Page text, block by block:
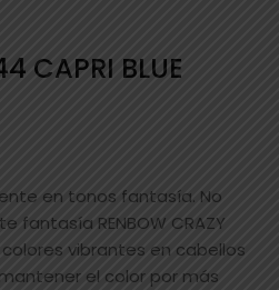
CAPRI BLUE
en tonos fantasía. No
fantasía RENBOW CRAZY
vibrantes en cabellos
el color por más